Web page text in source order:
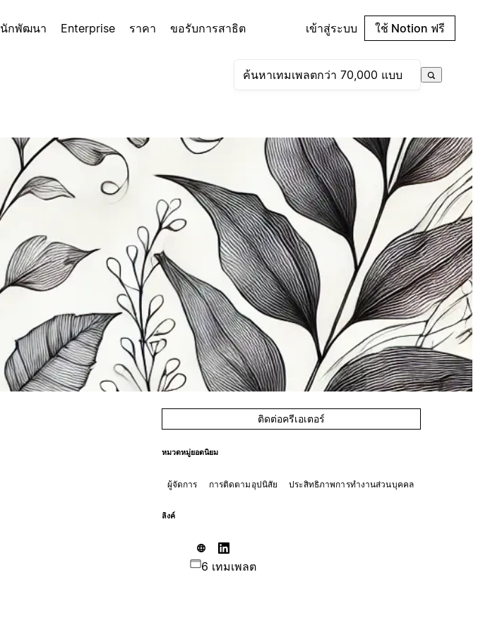
นักพัฒนา Enterprise ราคา ขอรับการสาธิต เข้าสู่ระบบ ใช้ Notion ฟรี
ติดต่อครีเอเตอร์
หมวดหมู่ยอดนิยม
ผู้จัดการ การติดตามอุปนิสัย ประสิทธิภาพการทำงานส่วนบุคคล
ลิงค์
6 เทมเพลต